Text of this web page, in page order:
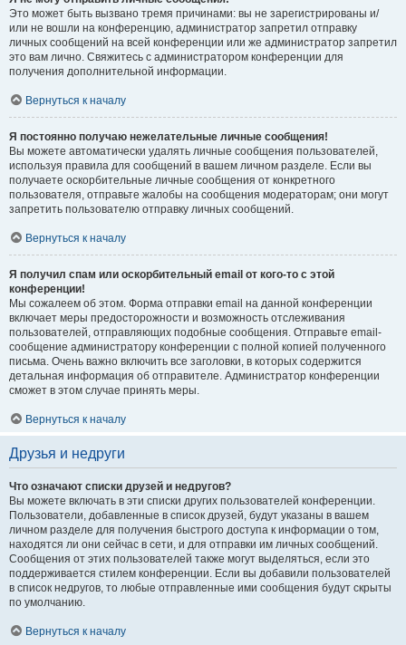
Это может быть вызвано тремя причинами: вы не зарегистрированы и/
или не вошли на конференцию, администратор запретил отправку
личных сообщений на всей конференции или же администратор запретил
это вам лично. Свяжитесь с администратором конференции для
получения дополнительной информации.
Вернуться к началу
Я постоянно получаю нежелательные личные сообщения!
Вы можете автоматически удалять личные сообщения пользователей,
используя правила для сообщений в вашем личном разделе. Если вы
получаете оскорбительные личные сообщения от конкретного
пользователя, отправьте жалобы на сообщения модераторам; они могут
запретить пользователю отправку личных сообщений.
Вернуться к началу
Я получил спам или оскорбительный email от кого-то с этой
конференции!
Мы сожалеем об этом. Форма отправки email на данной конференции
включает меры предосторожности и возможность отслеживания
пользователей, отправляющих подобные сообщения. Отправьте email-
сообщение администратору конференции с полной копией полученного
письма. Очень важно включить все заголовки, в которых содержится
детальная информация об отправителе. Администратор конференции
сможет в этом случае принять меры.
Вернуться к началу
Друзья и недруги
Что означают списки друзей и недругов?
Вы можете включать в эти списки других пользователей конференции.
Пользователи, добавленные в список друзей, будут указаны в вашем
личном разделе для получения быстрого доступа к информации о том,
находятся ли они сейчас в сети, и для отправки им личных сообщений.
Сообщения от этих пользователей также могут выделяться, если это
поддерживается стилем конференции. Если вы добавили пользователей
в список недругов, то любые отправленные ими сообщения будут скрыты
по умолчанию.
Вернуться к началу